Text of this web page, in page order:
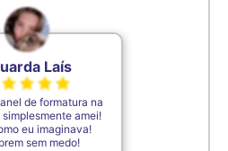
Laís
de formatura na
amei!
eu imaginava!
sem medo!